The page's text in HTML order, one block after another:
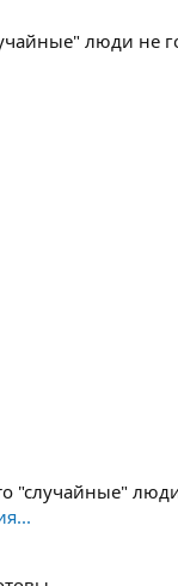
люди не
"случайные"